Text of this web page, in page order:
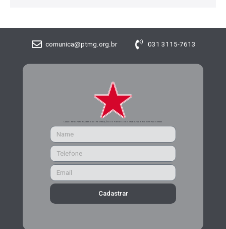
comunica@ptmg.org.br 031 3115-7613
CADASTRE-SE PARA RECEBER MAIS INFORMAÇÕES DO PARTIDO DOS TRABALHADORES DE MINAS GERAIS
Cadastrar